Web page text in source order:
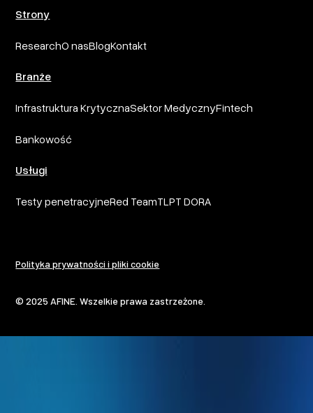
Strony
ResearchO nasBlogKontakt
Branże
Infrastruktura KrytycznaSektor MedycznyFintech
Bankowość
Usługi
Testy penetracyjneRed TeamTLPT DORA
© 2025 AFINE. Wszelkie prawa zastrzeżone.
Polityka prywatności i pliki cookie